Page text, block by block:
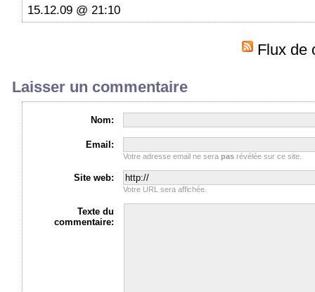
15.12.09 @ 21:10
Flux de
Laisser un commentaire
Nom:
Email:
Votre adresse email ne serapas révélée sur ce site.
Site web:
Votre URL sera affichée.
Texte du
commentaire: